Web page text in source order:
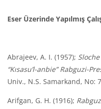
Eser Üzerinde Yapılmış
Abrajeev, A. I. (1957);
“Kısasu’l-anbie” Rabguzi-
Univ., N.S. Samarkand, No:
Arifgan, G. H. (1916);